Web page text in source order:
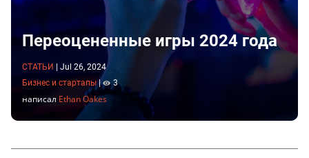
Переоцененные игры 2024 года
СТАТЬИ
Jul 26, 2024
Бизнес и стартапы | 3
написал Ethan Oakes